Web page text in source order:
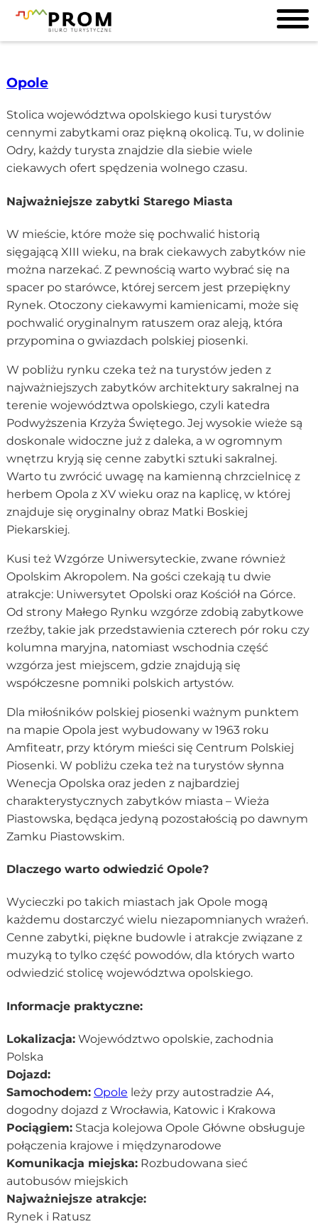
Opole
Stolica województwa opolskiego kusi turystów
cennymi zabytkami oraz piękną okolicą. Tu, w dolinie
Odry, każdy turysta znajdzie dla siebie wiele
ciekawych ofert spędzenia wolnego czasu.
Najważniejsze zabytki Starego Miasta
W mieście, które może się pochwalić historią
sięgającą XIII wieku, na brak ciekawych zabytków nie
można narzekać. Z pewnością warto wybrać się na
spacer po starówce, której sercem jest przepiękny
Rynek. Otoczony ciekawymi kamienicami, może się
pochwalić oryginalnym ratuszem oraz aleją, która
przypomina o gwiazdach polskiej piosenki.
W pobliżu rynku czeka też na turystów jeden z
najważniejszych zabytków architektury sakralnej na
terenie województwa opolskiego, czyli katedra
Podwyższenia Krzyża Świętego. Jej wysokie wieże są
doskonale widoczne już z daleka, a w ogromnym
wnętrzu kryją się cenne zabytki sztuki sakralnej.
Warto tu zwrócić uwagę na kamienną chrzcielnicę z
herbem Opola z XV wieku oraz na kaplicę, w której
znajduje się oryginalny obraz Matki Boskiej
Piekarskiej.
Kusi też Wzgórze Uniwersyteckie, zwane również
Opolskim Akropolem. Na gości czekają tu dwie
atrakcje: Uniwersytet Opolski oraz Kościół na Górce.
Od strony Małego Rynku wzgórze zdobią zabytkowe
rzeźby, takie jak przedstawienia czterech pór roku czy
kolumna maryjna, natomiast wschodnia część
wzgórza jest miejscem, gdzie znajdują się
współczesne pomniki polskich artystów.
Dla miłośników polskiej piosenki ważnym punktem
na mapie Opola jest wybudowany w 1963 roku
Amfiteatr, przy którym mieści się Centrum Polskiej
Piosenki. W pobliżu czeka też na turystów słynna
Wenecja Opolska oraz jeden z najbardziej
charakterystycznych zabytków miasta – Wieża
Piastowska, będąca jedyną pozostałością po dawnym
Zamku Piastowskim.
Dlaczego warto odwiedzić Opole?
Wycieczki po takich miastach jak Opole mogą
każdemu dostarczyć wielu niezapomnianych wrażeń.
Cenne zabytki, piękne budowle i atrakcje związane z
muzyką to tylko część powodów, dla których warto
odwiedzić stolicę województwa opolskiego.
Informacje praktyczne:
Lokalizacja:Województwo opolskie, zachodnia
Polska
Dojazd:
Samochodem: Opole leży przy autostradzie A4,
dogodny dojazd z Wrocławia, Katowic i Krakowa
Pociągiem:Stacja kolejowa Opole Główne obsługuje
połączenia krajowe i międzynarodowe
Komunikacja miejska:Rozbudowana sieć
autobusów miejskich
Najważniejsze atrakcje:
Rynek i Ratusz